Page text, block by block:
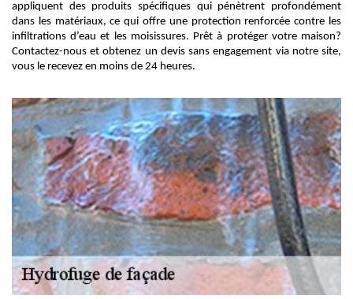
appliquent des produits spécifiques qui pénètrent profondément
dans les matériaux, ce qui offre une protection renforcée contre les
infiltrations d’eau et les moisissures. Prêt à protéger votre maison?
Contactez-nous et obtenez un devis sans engagement via notre site,
vous le recevez en moins de 24 heures.